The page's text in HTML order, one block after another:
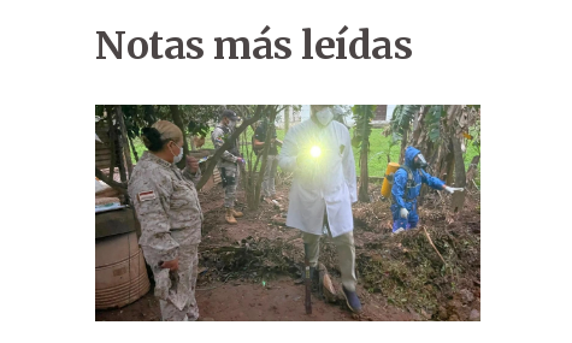
Notas más leídas